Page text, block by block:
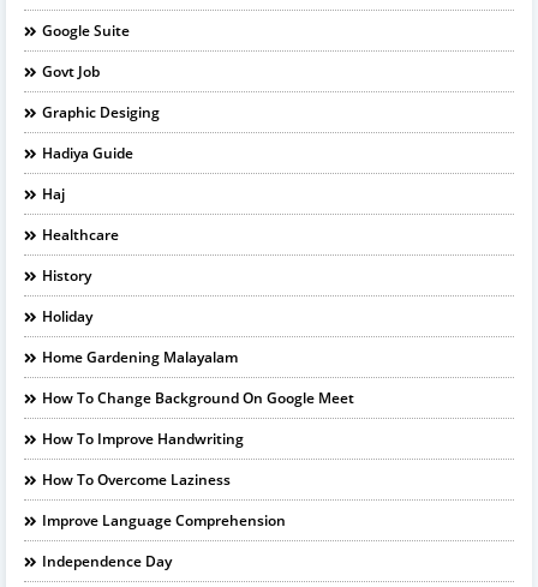
Google Suite
Govt Job
Graphic Desiging
Hadiya Guide
Haj
Healthcare
History
Holiday
Home Gardening Malayalam
How To Change Background On Google Meet
How To Improve Handwriting
How To Overcome Laziness
Improve Language Comprehension
Independence Day